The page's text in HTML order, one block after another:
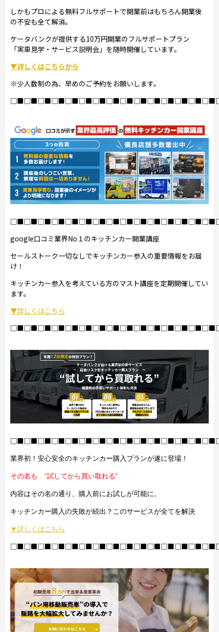
しかもプロによる無料フルサポートで開業前はもちろん開業後
の不安も全て解消。
ケータバンクが提供する10万円開業のフルサポートプラン
「実車見学・サービス説明会」を随時開催しています。
▼詳しくはこちらから
※少人数制の為、早めのご予約をお願いします。
google口コミ業界No１のキッチンカー開業講座
セールストーク一切なしでキッチンカー参入の重要情報をお届
け！
キッチンカー参入を考えている方のマスト講座を定期開催してい
ます。
▼詳しくはこちら
業界初！安心安全のキッチンカー購入プランが遂に登場！
その名も ”試してから買い取れる”
内容はその名の通り、購入前にお試しが可能に。
キッチンカー購入の失敗が続出？このサービスが全てを解決
▼詳しくはこちら